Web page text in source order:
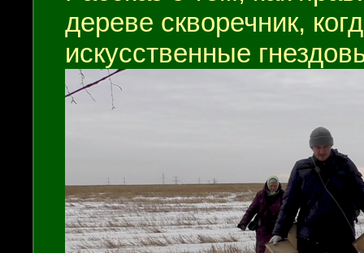
дереве скворечник,
искусственные